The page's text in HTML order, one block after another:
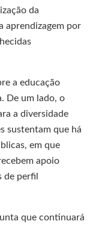
da
aprendizagem por
a educação
De um lado, o
a diversidade
sustentam que há
em que
apoio
de perfil
que continuará